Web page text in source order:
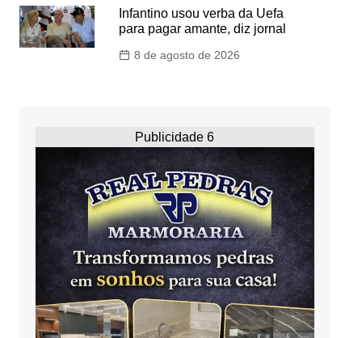
Infantino usou verba da Uefa
para pagar amante, diz jornal
8 de agosto de 2026
Publicidade 6